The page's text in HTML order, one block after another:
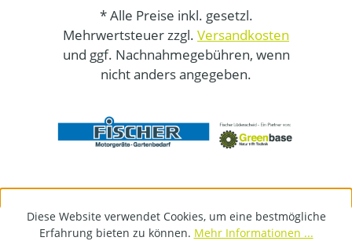
* Alle Preise inkl. gesetzl.
Mehrwertsteuer zzgl. Versandkosten
und ggf. Nachnahmegebühren, wenn
nicht anders angegeben.
Diese Website verwendet Cookies, um eine bestmögliche
Erfahrung bieten zu können. Mehr Informationen ...